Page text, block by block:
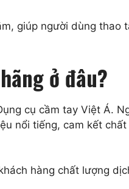
giúp người dùng thao
ở đâu?
cụ cầm tay Việt Á.
nổi tiếng, cam kết chất
hàng chất lượng